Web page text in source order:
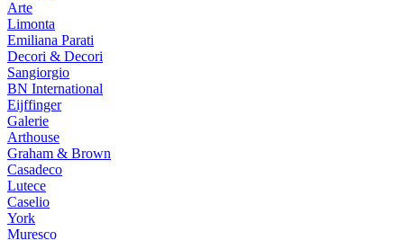
Arte
Limonta
Emiliana Parati
Decori & Decori
Sangiorgio
BN International
Eijffinger
Galerie
Arthouse
Graham & Brown
Casadeco
Lutece
Caselio
York
Muresco